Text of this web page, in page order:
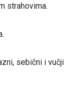
strahovima.
sebični i vučji